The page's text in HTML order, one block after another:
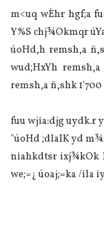
m<uq wÈhr hgf;a
Y%S chj¾Okmqr
úoHd,h remsh,a
wud;HxYh
remsh,a ñ,shk
fuu wjia:djg uydk.r
"úoHd ;dlaIK yd
niahkdtsr ixj¾kOk
we;=¿ úoaj;=ka /ila